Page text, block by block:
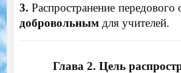
3. Распространение передового
добровольнымдля учителей.
Глава 2. Цель